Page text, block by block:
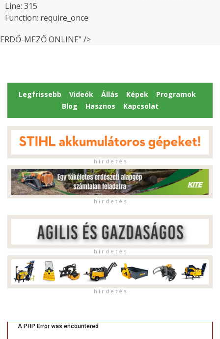
Line: 315
Function: require_once
ERDŐ-MEZŐ ONLINE" />
Legfrissebb Videók Állás Képek
Programok
Blog
Hasznos Kapcsolat
h i r d e t é s
h i r d e t é s
h i r d e t é s
h i r d e t é s
A PHP Error was encountered